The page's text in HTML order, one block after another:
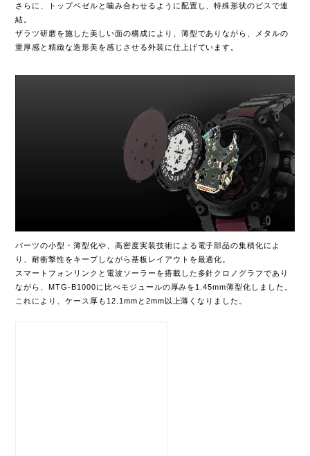
さらに、トップベゼルと噛み合わせるように配置し、特殊形状のビスで連
結。
ザラツ研磨を施した美しい面の構成により、薄型でありながら、メタルの
重厚感と精緻な造形美を感じさせる外装に仕上げています。
パーツの小型・薄型化や、高密度実装技術による電子部品の集積化によ
り、耐衝撃性をキープしながら基板レイアウトを最適化。
スマートフォンリンクと電波ソーラーを搭載した多針クロノグラフであり
ながら、MTG-B1000に比べモジュールの厚みを1.45mm薄型化しました。
これにより、ケース厚も12.1mmと2mm以上薄くなりました。